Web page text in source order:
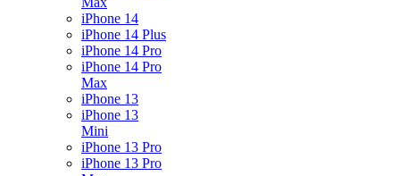
iPhone 14
iPhone 14 Plus
iPhone 14 Pro
iPhone 14 Pro
Max
iPhone 13
iPhone 13
Mini
iPhone 13 Pro
iPhone 13 Pro